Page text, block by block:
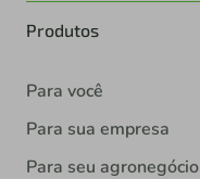
Produtos
Para você
Para sua empresa
Para seu agronegócio